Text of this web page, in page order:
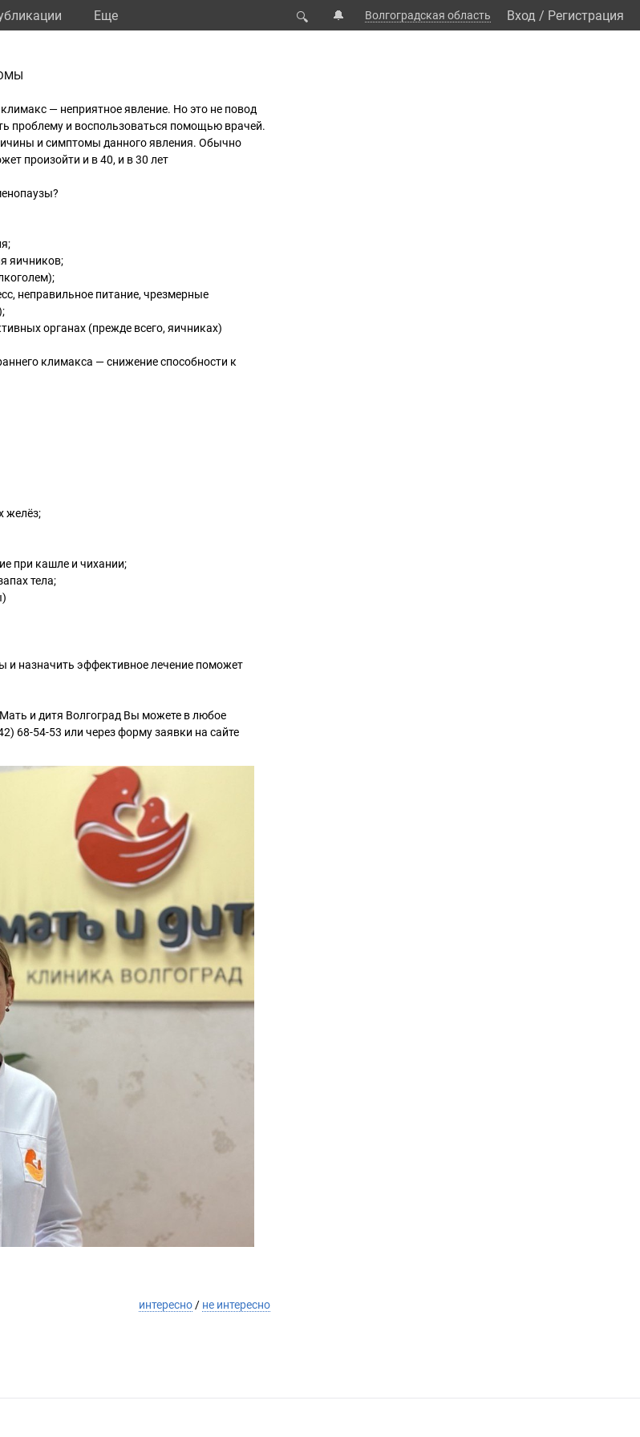
Eще 🔍 🔔 Волгоградская область Вход / Регистрация
— неприятное явление. Но это не повод
проблему и воспользоваться помощью врачей.
и симптомы данного явления. Обычно
произойти и в 40, и в 30 лет
яичников;
неправильное питание, чрезмерные
органах (прежде всего, яичниках)
климакса — снижение способности к
желёз;
при кашле и чихании;
тела;
и назначить эффективное лечение поможет
и дитя Волгоград Вы можете в любое
68-54-53 или через форму заявки на сайте
интересно / не интересно